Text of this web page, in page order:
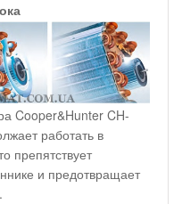
Cooper&Hunter CH-
работать в
препятствует
и предотвращает